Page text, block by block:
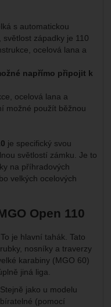
s automatickou
západky je 110
ocelová lana a
napřímo připojit k
ocelová lana a
možné použít běžnou
je specifický svou
světlostí zámku. Je to
na příhradových
velkých ocelových
Open 110
To je hlavní tahák. Tato
nosníky a traverzy
karabiny (MGO 60)
jiná liga.
Stejně jako u modelu
(pomocí